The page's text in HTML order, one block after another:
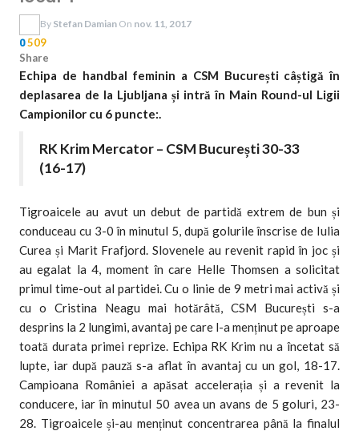
By Stefan Damian On nov. 11, 2017
0 509
Share
Echipa de handbal feminin a CSM București câștigă în
deplasarea de la Ljubljana și intră în Main Round-ul Ligii
Campionilor cu 6 puncte:.
RK Krim Mercator – CSM București 30-33
(16-17)
Tigroaicele au avut un debut de partidă extrem de bun și
conduceau cu 3-0 în minutul 5, după golurile înscrise de Iulia
Curea și Marit Frafjord. Slovenele au revenit rapid în joc și
au egalat la 4, moment în care Helle Thomsen a solicitat
primul time-out al partidei. Cu o linie de 9 metri mai activă și
cu o Cristina Neagu mai hotărâtă, CSM București s-a
desprins la 2 lungimi, avantaj pe care l-a menținut pe aproape
toată durata primei reprize. Echipa RK Krim nu a încetat să
lupte, iar după pauză s-a aflat în avantaj cu un gol, 18-17.
Campioana României a apăsat accelerația și a revenit la
conducere, iar în minutul 50 avea un avans de 5 goluri, 23-
28. Tigroaicele și-au menținut concentrarea până la finalul